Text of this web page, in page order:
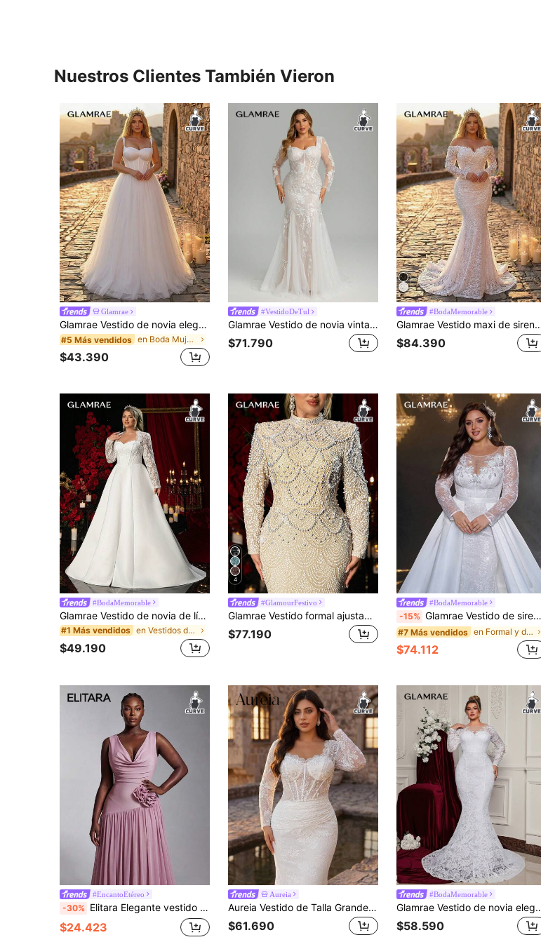
Nuestros Clientes También Vieron
Glamrae
Glamrae Vestido de novia elegante y romántico de talla grande con escote de corazón minimalista, corpiño desmontable, cintura moldeadora y empalme de malla con línea A, ajustable
#5 Más vendidos en Boda Mujeres más boda
$43.390
#VestidoDeTul
Glamrae Vestido de novia vintage francés elegante, lujoso y sexy con escote de corazón, espalda descubierta, paneles de encaje y malla, falda de tul largo con cola, para novia, para el Día de San Valentín (Talla grande)
$71.790
#BodaMemorable
Glamrae Vestido maxi de sirena con tren, de encaje transparente, manga de burbujas elástica y perlas,
$84.390
#BodaMemorable
Glamrae Vestido de novia de línea A con cuello de corazón, manga larga, cintura transparente, decoración con encaje francés y diseño muy adornado, para talla grande, elegante y romántico, para el Día de San Valentín
#1 Más vendidos en Vestidos de novia para mujer talla grande
$49.190
4
#GlamourFestivo
Glamrae Vestido formal ajustado con decoración de perlas falsas, bajo de cola de sirena con abertura alta, adecuado para fiesta de noche, cita, baile, boda, vacaciones brillantes, Día de San Valentín, talla grande para mujer
$77.190
#BodaMemorable
-15% Glamrae Vestido de sirena elegante, romántico y lujoso de satén blanco con bordados y cuentas, con cola desmontable, adecuado para fiestas de noche, galas, luna de miel, ceremonias de boda y novia
#7 Más vendidos en Formal y de noche Mujeres más boda
$74.112
#EncantoEtéreo
-30% Elitara Elegante vestido largo minimalista con cuello drapeado, flor de loto rosa tejido, efecto 3D, apropiado para citas, vacaciones, fiestas de solteros, bodas, galas, dama de honor
$24.423
Aureia
Aureia Vestido de Talla Grande Elegante Lujoso Elástico con Encaje Patchwork Bordado con Cuentas Cintura Transparente Fruncido Manga Larga Ajustado Cola de Sirena con Cola, Adecuado para Boda, Fiesta, Despedida de Soltera, Vacaciones, Baile, Banquete Nocturno, Luna de Miel, Nupcial
$61.690
#BodaMemorable
Glamrae Vestido de novia elegante y romántico de talla grande con encaje, bordado floral, manga larga,
$58.590